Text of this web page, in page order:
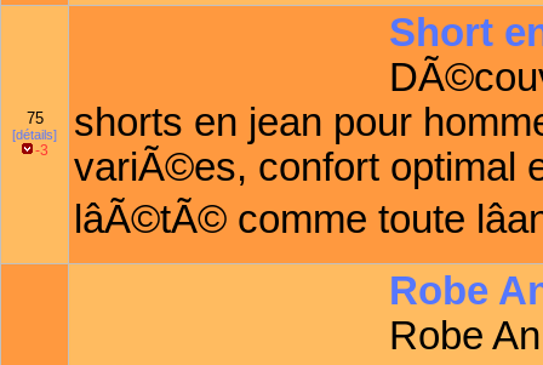
75
[détails]
-3
Short
shorts en jean pour
variÃ©es, confort optimal
lâÃ©tÃ© comme toute
Robe
Robe